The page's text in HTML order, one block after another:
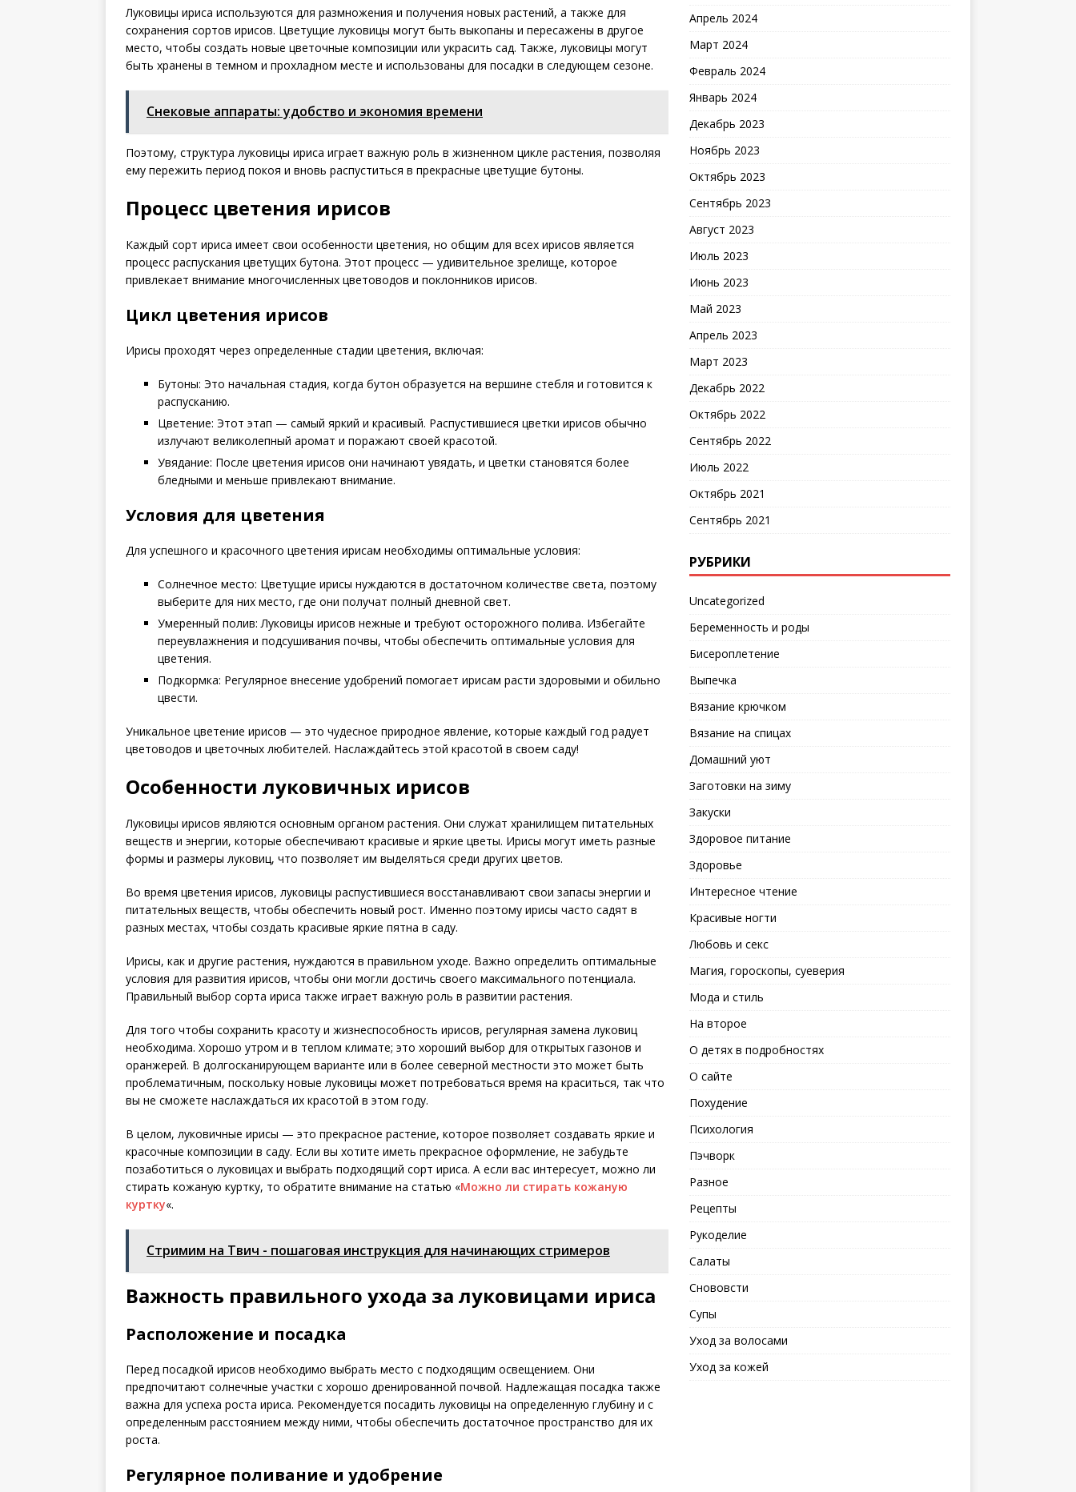
Луковицы ириса используются для размножения и получения новых растений, а также для
сохранения сортов ирисов. Цветущие луковицы могут быть выкопаны и пересажены в другое
место, чтобы создать новые цветочные композиции или украсить сад. Также, луковицы могут
быть хранены в темном и прохладном месте и использованы для посадки в следующем сезоне.
Снековые аппараты: удобство и экономия времени
Поэтому, структура луковицы ириса играет важную роль в жизненном цикле растения, позволяя
ему пережить период покоя и вновь распуститься в прекрасные цветущие бутоны.
Процесс цветения ирисов
Каждый сорт ириса имеет свои особенности цветения, но общим для всех ирисов является
процесс распускания цветущих бутона. Этот процесс — удивительное зрелище, которое
привлекает внимание многочисленных цветоводов и поклонников ирисов.
Цикл цветения ирисов
Ирисы проходят через определенные стадии цветения, включая:
Бутоны: Это начальная стадия, когда бутон образуется на вершине стебля и готовится к
распусканию.
Цветение: Этот этап — самый яркий и красивый. Распустившиеся цветки ирисов обычно
излучают великолепный аромат и поражают своей красотой.
Увядание: После цветения ирисов они начинают увядать, и цветки становятся более
бледными и меньше привлекают внимание.
Условия для цветения
Для успешного и красочного цветения ирисам необходимы оптимальные условия:
Солнечное место: Цветущие ирисы нуждаются в достаточном количестве света, поэтому
выберите для них место, где они получат полный дневной свет.
Умеренный полив: Луковицы ирисов нежные и требуют осторожного полива. Избегайте
переувлажнения и подсушивания почвы, чтобы обеспечить оптимальные условия для
цветения.
Подкормка: Регулярное внесение удобрений помогает ирисам расти здоровыми и обильно
цвести.
Уникальное цветение ирисов — это чудесное природное явление, которые каждый год радует
цветоводов и цветочных любителей. Наслаждайтесь этой красотой в своем саду!
Особенности луковичных ирисов
Луковицы ирисов являются основным органом растения. Они служат хранилищем питательных
веществ и энергии, которые обеспечивают красивые и яркие цветы. Ирисы могут иметь разные
формы и размеры луковиц, что позволяет им выделяться среди других цветов.
Во время цветения ирисов, луковицы распустившиеся восстанавливают свои запасы энергии и
питательных веществ, чтобы обеспечить новый рост. Именно поэтому ирисы часто садят в
разных местах, чтобы создать красивые яркие пятна в саду.
Ирисы, как и другие растения, нуждаются в правильном уходе. Важно определить оптимальные
условия для развития ирисов, чтобы они могли достичь своего максимального потенциала.
Правильный выбор сорта ириса также играет важную роль в развитии растения.
Для того чтобы сохранить красоту и жизнеспособность ирисов, регулярная замена луковиц
необходима. Хорошо утром и в теплом климате; это хороший выбор для открытых газонов и
оранжерей. В долгосканирующем варианте или в более северной местности это может быть
проблематичным, поскольку новые луковицы может потребоваться время на краситься, так что
вы не сможете наслаждаться их красотой в этом году.
В целом, луковичные ирисы — это прекрасное растение, которое позволяет создавать яркие и
красочные композиции в саду. Если вы хотите иметь прекрасное оформление, не забудьте
позаботиться о луковицах и выбрать подходящий сорт ириса. А если вас интересует, можно ли
стирать кожаную куртку, то обратите внимание на статью «Можно ли стирать кожаную
куртку«.
Стримим на Твич - пошаговая инструкция для начинающих стримеров
Важность правильного ухода за луковицами ириса
Расположение и посадка
Перед посадкой ирисов необходимо выбрать место с подходящим освещением. Они
предпочитают солнечные участки с хорошо дренированной почвой. Надлежащая посадка также
важна для успеха роста ириса. Рекомендуется посадить луковицы на определенную глубину и с
определенным расстоянием между ними, чтобы обеспечить достаточное пространство для их
роста.
Регулярное поливание и удобрение
Апрель 2024
Март 2024
Февраль 2024
Январь 2024
Декабрь 2023
Ноябрь 2023
Октябрь 2023
Сентябрь 2023
Август 2023
Июль 2023
Июнь 2023
Май 2023
Апрель 2023
Март 2023
Декабрь 2022
Октябрь 2022
Сентябрь 2022
Июль 2022
Октябрь 2021
Сентябрь 2021
РУБРИКИ
Uncategorized
Беременность и роды
Бисероплетение
Выпечка
Вязание крючком
Вязание на спицах
Домашний уют
Заготовки на зиму
Закуски
Здоровое питание
Здоровье
Интересное чтение
Красивые ногти
Любовь и секс
Магия, гороскопы, суеверия
Мода и стиль
На второе
О детях в подробностях
О сайте
Похудение
Психология
Пэчворк
Разное
Рецепты
Рукоделие
Салаты
Снововсти
Супы
Уход за волосами
Уход за кожей